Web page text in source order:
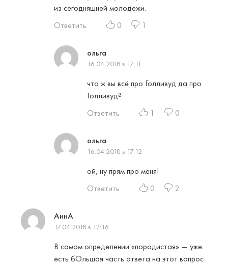
из сегодняшней молодежи.
Ответить
0 1
ольга
16.04.2018 в 17:11
что ж вы всё про Голливуд да про
Голливуд?
Ответить
1 0
ольга
16.04.2018 в 17:12
ой, ну прям про меня!
Ответить
0 2
АннА
17.04.2018 в 12:16
В самом определении «породистая» — уже
есть бОльшая часть ответа на этот вопрос.